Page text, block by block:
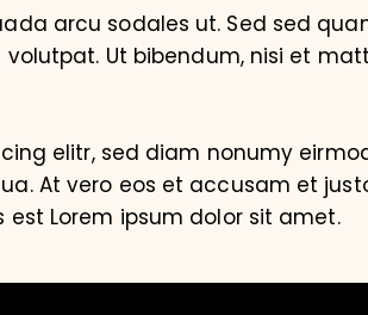
arcu sodales ut. Sed sed
Ut bibendum, nisi et
elitr, sed diam nonumy
At vero eos et accusam et
Lorem ipsum dolor sit amet.